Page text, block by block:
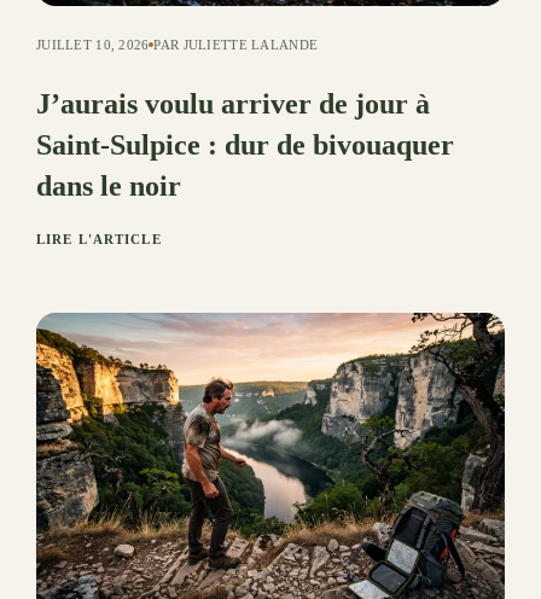
JUILLET 10, 2026 PAR JULIETTE LALANDE
J’aurais voulu arriver de jour à
Saint-Sulpice : dur de bivouaquer
dans le noir
LIRE L'ARTICLE